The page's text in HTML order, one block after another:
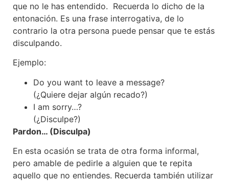
que no le has entendido. Recuerda lo dicho de la
entonación. Es una frase interrogativa, de lo
contrario la otra persona puede pensar que te estás
disculpando.
Ejemplo:
Do you want to leave a message?
(¿Quiere dejar algún recado?)
I am sorry…?
(¿Disculpe?)
Pardon… (Disculpa)
En esta ocasión se trata de otra forma informal,
pero amable de pedirle a alguien que te repita
aquello que no entiendes. Recuerda también utilizar